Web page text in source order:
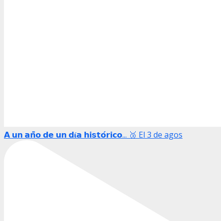
𝗔 𝘂𝗻 𝗮𝗻̃𝗼 𝗱𝗲 𝘂𝗻 𝗱𝛊́𝗮 𝗵𝗶𝘀𝘁𝗼́𝗿𝗶𝗰𝗼... 🥉 El 3 de agos